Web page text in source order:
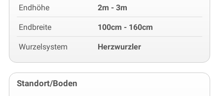
Endhöhe 2m - 3m
Endbreite 100cm - 160cm
Wurzelsystem Herzwurzler
Standort/Boden